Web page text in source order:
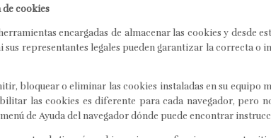
cookies
encargadas de almacenar las cookies y desde
sus representantes legales pueden garantizar la correcta
bloquear o eliminar las cookies instaladas en su equipo
las cookies es diferente para cada navegador, pero
de Ayuda del navegador dónde puede encontrar